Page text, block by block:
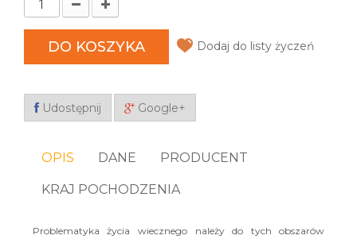
DO KOSZYKA Dodaj do listy życzeń
Udostępnij Google+
OPIS DANE PRODUCENT
KRAJ POCHODZENIA
Problematyka życia wiecznego należy do tych obszarów